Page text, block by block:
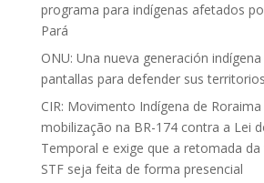
programa para indígenas afetados
Pará
ONU: Una nueva generación
pantallas para defender sus territorios
CIR: Movimento Indígena de Roraima
mobilização na BR-174 contra a Lei
Temporal e exige que a retomada
STF seja feita de forma presencial